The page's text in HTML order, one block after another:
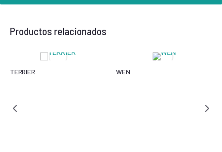
Productos relacionados
TERRIER WEN